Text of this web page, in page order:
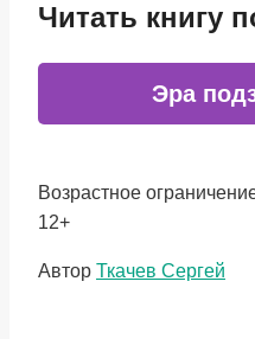
Читать книгу
Эра
Возрастное
12+
Метки
Автор Ткачев Сергей